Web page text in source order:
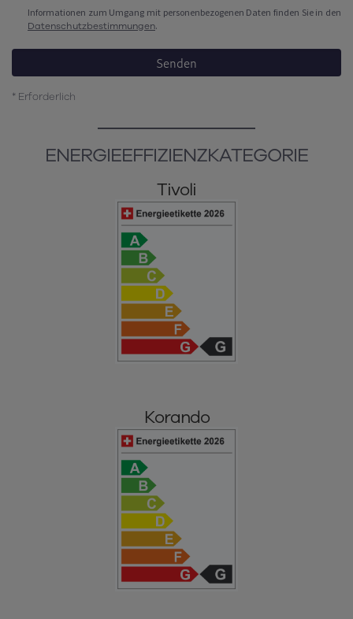
Informationen zum Umgang mit personenbezogenen Daten finden Sie in den
Datenschutzbestimmungen.
Senden
* Erforderlich
ENERGIEEFFIZIENZ­KATEGORIE
Tivoli
Korando